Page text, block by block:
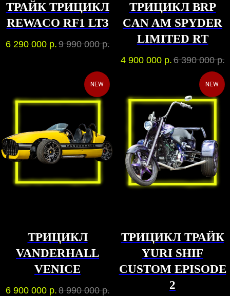
ТРАЙК ТРИЦИКЛ
REWACO RF1 LT3
6 290 000 р.9 990 000 р.
ТРИЦИКЛ BRP
CAN AM SPYDER
LIMITED RT
4 900 000 р.6 390 000 р.
NEW
ТРИЦИКЛ
VANDERHALL
VENICE
6 900 000 р.8 990 000 р.
NEW
ТРИЦИКЛ ТРАЙК
YURI SHIF
CUSTOM EPISODE
2